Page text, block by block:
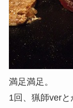
満足満足。
1回、猟師ver